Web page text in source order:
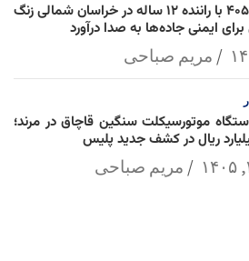
توقیف پژو ۴۰۵ با راننده ۱۲ ساله در خراسان شمالی زنگ
ایمنی جاده‌ها به صدا درآورد
مریم صباحی
۲ دستگاه موتورسیکلت سنگین قاچاق در مرند؛
مریم صباحی